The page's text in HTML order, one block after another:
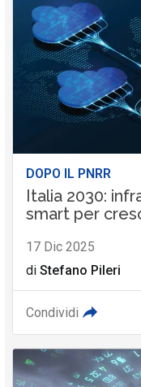
DOPO IL PNRR
Italia 2030:
smart per
17 Dic 2025
di Stefano Pileri
Condividi